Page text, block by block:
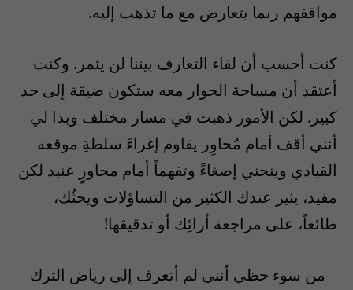
مواقفهم ربما يتعارض مع ما تذهب إليه.
كنت أحسب أن لقاء التعارف بيننا لن يثمر. وكنت
أعتقد أن مساحة الحوار معه ستكون ضيقة إلى حد
كبير. لكن الأمور ذهبت في مسار مختلف وبدا لي
أنني أقف أمام مُحاوِر يقاوم إغراءَ سلطةِ موقعه
القيادي وينحني إصغاءً وتفهماً أمام محاورٍ عنيد لكن
مفيد، يثير عندك الكثير من التساؤلات ويحثُك،
طائعاً، على مراجعة أرائِك أو تدقيقها!
من سوء حظي أنني لم أتعرف إلى رياض الترك